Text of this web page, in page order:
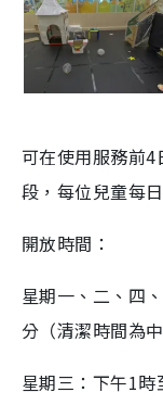
可在使用服務前
段，每位兒童每
開放時間：
星期一、二、四
分（清潔時間為
星期三：下午1